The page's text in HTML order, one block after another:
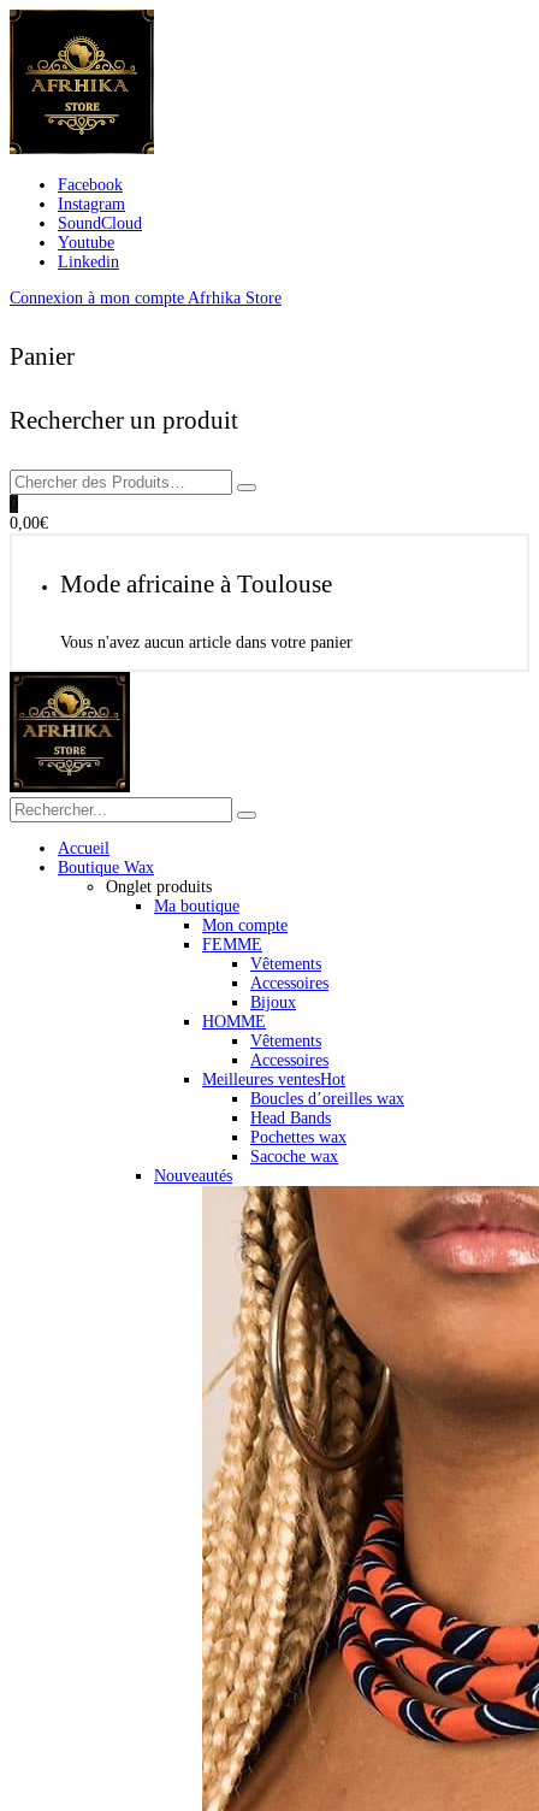
Facebook
Instagram
SoundCloud
Youtube
Linkedin
Connexion à mon compte Afrhika Store
Panier
Rechercher un produit
0,00€
Mode africaine à Toulouse
Vous n'avez aucun article dans votre panier
Accueil
Boutique Wax
Onglet produits
Ma boutique
Mon compte
FEMME
Vêtements
Accessoires
Bijoux
HOMME
Vêtements
Accessoires
Meilleures ventesHot
Boucles d’oreilles wax
Head Bands
Pochettes wax
Sacoche wax
Nouveautés